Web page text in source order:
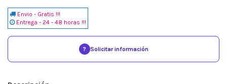
Envio - Gratis !!!
Entrega - 24 - 48 horas !!!
? Solicitar información